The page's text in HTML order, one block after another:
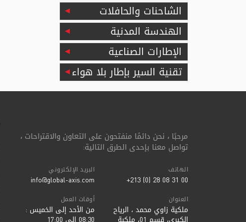
الشاحنات والحافلات
الهندسة المدنية
الإطارات الصناعية
تقنية السير بإطار بلا هواء
مرحبًا ، نحن دائمًا منفتحون على التعاون والاقتراحات ،
تواصل معنا بإحدى الطرق التالية:
الهاتف
00 31 08 28 (0) 213+
البريد الإلكتروني
info@global-axis.com
العنوان
ملكية زاوي محمد ، الرياح
أوقات العمل
من الأحد إلى الخميس :